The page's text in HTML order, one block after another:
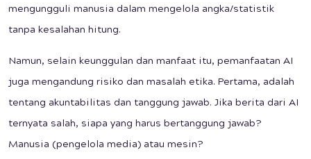
mengungguli manusia dalam mengelola angka/statistik
tanpa kesalahan hitung.
Namun, selain keunggulan dan manfaat itu, pemanfaatan AI
juga mengandung risiko dan masalah etika. Pertama, adalah
tentang akuntabilitas dan tanggung jawab. Jika berita dari AI
ternyata salah, siapa yang harus bertanggung jawab?
Manusia (pengelola media) atau mesin?